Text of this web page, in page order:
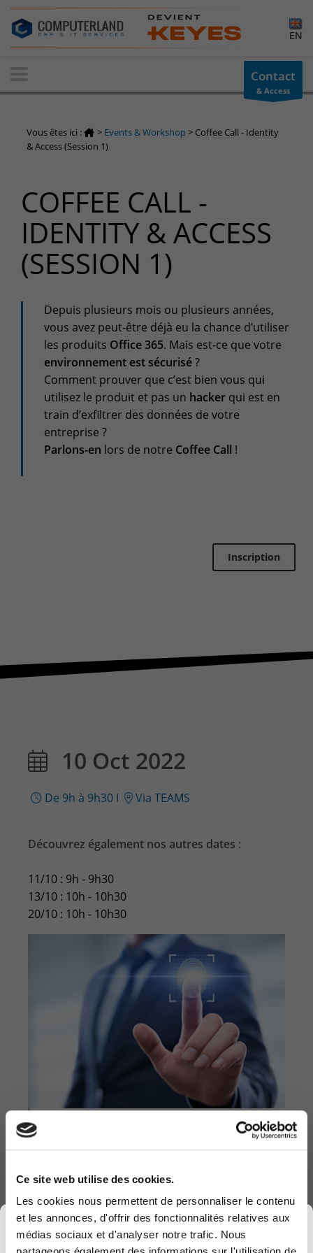
Ce site web utilise des cookies.
Les cookies nous permettent de personnaliser le contenu
et les annonces, d'offrir des fonctionnalités relatives aux
médias sociaux et d'analyser notre trafic. Nous
Contact-us
Information request
contact us
Customer area
Access to the information area reserved for customers:
Services Center
+32(0)800/12.712 (Fr)
+32(0)800/12.812 (Nl)
support-cpld@keyes.eu
Customer services
+32(0)4 239.89.39
logistics-cpld@keyes.eu
EN
Contact
& Access
Vous êtes ici : > Events & Workshop > Coffee Call - Identity
& Access (Session 1)
COFFEE CALL -
IDENTITY & ACCESS
(SESSION 1)
Depuis plusieurs mois ou plusieurs années,
vous avez peut-être déjà eu la chance d’utiliser
les produits Office 365. Mais est-ce que votre
environnement est sécurisé?
Comment prouver que c’est bien vous qui
utilisez le produit et pas un hacker qui est en
train d’exfiltrer des données de votre
entreprise ?
Parlons-en lors de notre Coffee Call !
Inscription
10 Oct 2022
De 9h à 9h30 I Via TEAMS
Découvrez également nos autres dates :
11/10 : 9h - 9h30
13/10 : 10h - 10h30
20/10 : 10h - 10h30
Au programme
Service Password Reset, Multifactor
Authentication, Conditional Access
Passwordless et Device Compliance for
Conditional Access ne vous disent rien,
alors venez nous rejoindre lors de notre